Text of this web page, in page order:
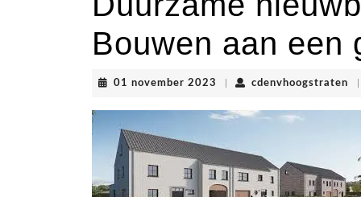
Bouwen aan een
01 november 2023 01
2023
cdenvhoogstraten